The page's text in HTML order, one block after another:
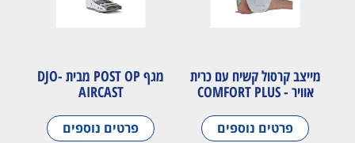
מייצב קרסול קשיח עם כרית
אוויר - COMFORT PLUS
פרטים נוספים
מגף POST OP מבית DJO-
AIRCAST
פרטים נוספים